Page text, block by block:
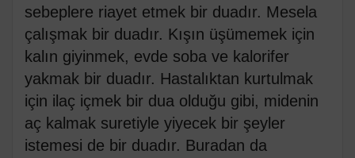
sebeplere riayet etmek bir duadır. Mesela
çalışmak bir duadır. Kışın üşümemek için
kalın giyinmek, evde soba ve kalorifer
yakmak bir duadır. Hastalıktan kurtulmak
için ilaç içmek bir dua olduğu gibi, midenin
aç kalmak suretiyle yiyecek bir şeyler
istemesi de bir duadır. Buradan da